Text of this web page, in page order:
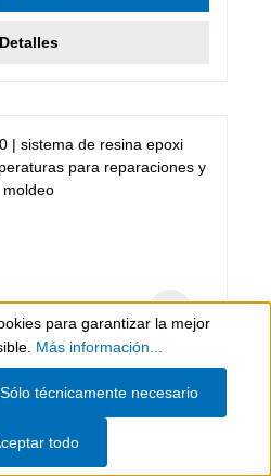
Detalles
HB 300
epoxi resistente a altas
para garantizar la mejor
Más información...
Sólo técnicamente necesario
todo